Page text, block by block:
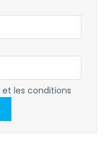
les conditions